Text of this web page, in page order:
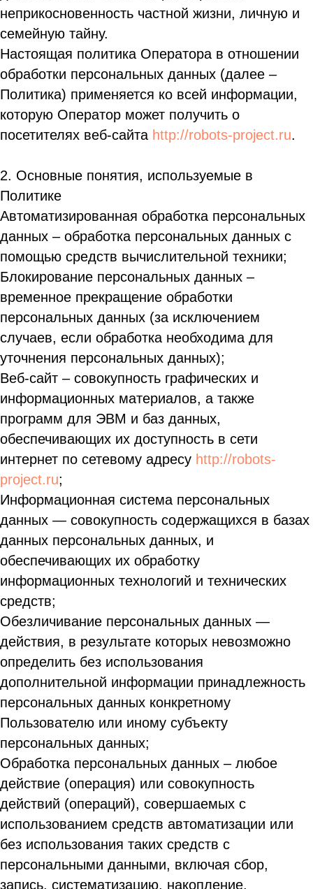
неприкосновенность частной жизни, личную и
семейную тайну.
Настоящая политика Оператора в отношении
обработки персональных данных (далее –
Политика) применяется ко всей информации,
которую Оператор может получить о
посетителях веб-сайта http://robots-project.ru.
2. Основные понятия, используемые в
Политике
Автоматизированная обработка персональных
данных – обработка персональных данных с
помощью средств вычислительной техники;
Блокирование персональных данных –
временное прекращение обработки
персональных данных (за исключением
случаев, если обработка необходима для
уточнения персональных данных);
Веб-сайт – совокупность графических и
информационных материалов, а также
программ для ЭВМ и баз данных,
обеспечивающих их доступность в сети
интернет по сетевому адресу http://robots-
project.ru;
Информационная система персональных
данных — совокупность содержащихся в базах
данных персональных данных, и
обеспечивающих их обработку
информационных технологий и технических
средств;
Обезличивание персональных данных —
действия, в результате которых невозможно
определить без использования
дополнительной информации принадлежность
персональных данных конкретному
Пользователю или иному субъекту
персональных данных;
Обработка персональных данных – любое
действие (операция) или совокупность
действий (операций), совершаемых с
использованием средств автоматизации или
без использования таких средств с
персональными данными, включая сбор,
запись, систематизацию, накопление,